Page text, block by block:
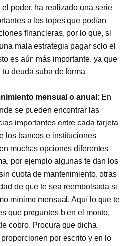
poder, ha realizado una serie
a los topes que podían
financieras, por lo que, si
mala estrategia pagar solo el
es aún más importante, ya que
tu deuda suba de forma
mensual o anual : En
se pueden encontrar las
importantes entre cada tarjeta
los bancos e instituciones
muchas opciones diferentes
por ejemplo algunas te dan los
cuota de mantenimiento, otras
de que te sea reembolsada si
mínimo mensual. Aquí lo que te
que preguntes bien el monto,
cobro. Procura que dicha
por escrito y en lo